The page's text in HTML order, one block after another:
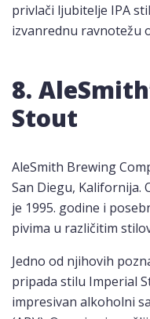
privlači ljubitelje IPA
izvanrednu ravnotežu
8.
Stout
AleSmith Brewing
San Diegu, Kalifornija.
je 1995. godine i
pivima u različitim
Jedno od njihovih
pripada stilu Imperial
impresivan alkoholni